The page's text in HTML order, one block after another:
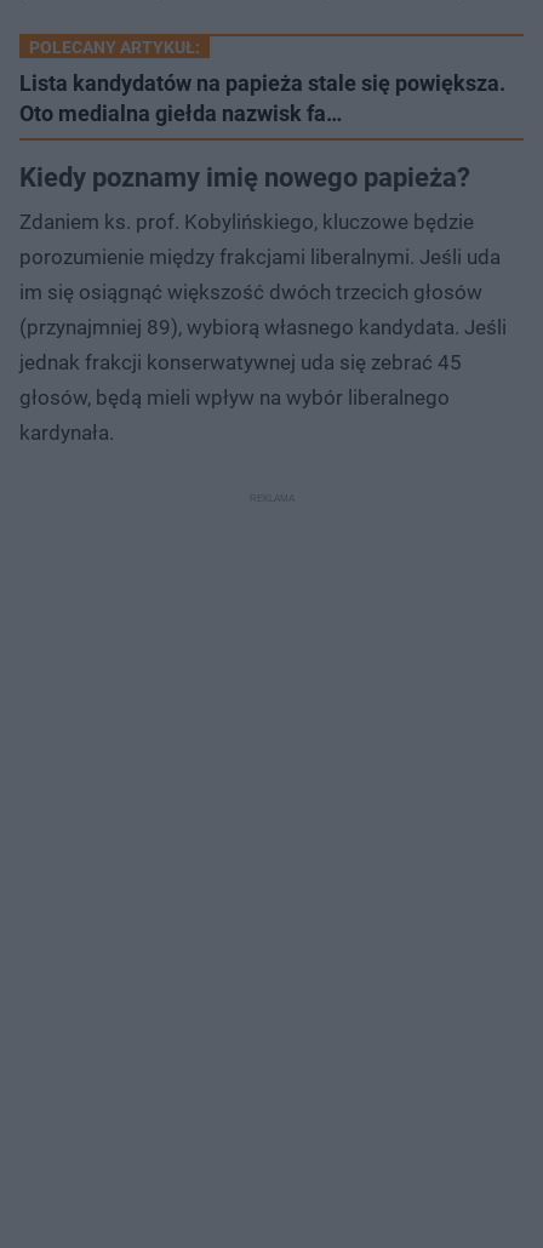
POLECANY ARTYKUŁ:
Lista kandydatów na papieża stale się powiększa.
Oto medialna giełda nazwisk fa…
Kiedy poznamy imię nowego papieża?
Zdaniem ks. prof. Kobylińskiego, kluczowe będzie
porozumienie między frakcjami liberalnymi. Jeśli uda
im się osiągnąć większość dwóch trzecich głosów
(przynajmniej 89), wybiorą własnego kandydata. Jeśli
jednak frakcji konserwatywnej uda się zebrać 45
głosów, będą mieli wpływ na wybór liberalnego
kardynała.